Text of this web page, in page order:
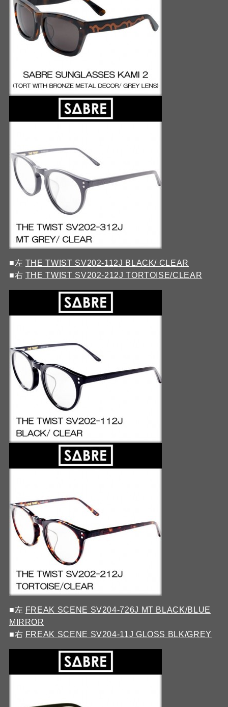
■左 THE TWIST SV202-112J BLACK/ CLEAR
■右 THE TWIST SV202-212J TORTOISE/CLEAR
■左 FREAK SCENE SV204-726J MT BLACK/BLUE
MIRROR
■右 FREAK SCENE SV204-11J GLOSS BLK/GREY